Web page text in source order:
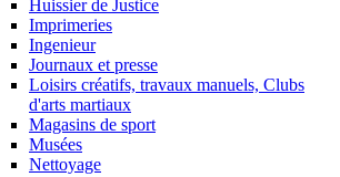
Huissier de Justice
Imprimeries
Ingenieur
Journaux et presse
Loisirs créatifs, travaux manuels, Clubs
d'arts martiaux
Magasins de sport
Musées
Nettoyage